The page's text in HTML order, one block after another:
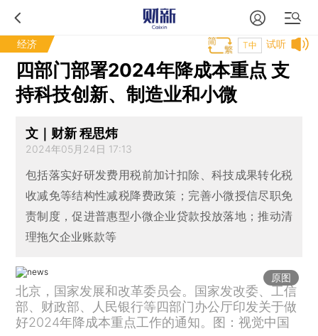
经济 试听
T中
四部门部署2024年降成本重点 支
持科技创新、制造业和小微
文｜财新 程思炜
2024年05月24日 17:13
包括落实好研发费用税前加计扣除、科技成果转化税
收减免等结构性减税降费政策；完善小微授信尽职免
责制度，促进普惠型小微企业贷款投放落地；推动清
理拖欠企业账款等
原图
北京，国家发展和改革委员会。国家发改委、工信
部、财政部、人民银行等四部门办公厅印发关于做
好2024年降成本重点工作的通知。图：视觉中国